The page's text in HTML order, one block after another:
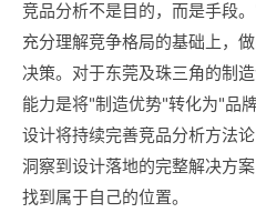
竞品分析不是目的，而是手段
充分理解竞争格局的基础上，
决策。对于东莞及珠三角的制
能力是将"制造优势"转化为"品
设计将持续完善竞品分析方法
洞察到设计落地的完整解决方
找到属于自己的位置。